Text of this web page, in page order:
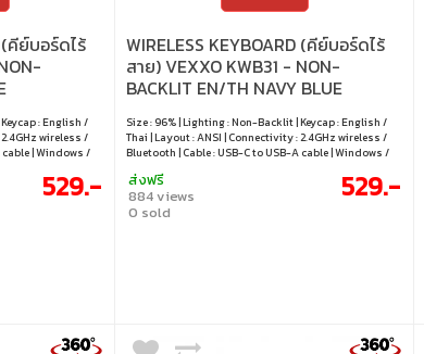
(คีย์บอร์ดไร้
: English /
wireless /
cable | Windows /
529.-
WIRELESS KEYBOARD (คีย์บอร์ดไร้
สาย) VEXXO KWB31 - NON-
BACKLIT EN/TH NAVY BLUE
Size : 96% | Lighting : Non-Backlit | Keycap : English /
Thai | Layout : ANSI | Connectivity : 2.4GHz wireless /
Bluetooth | Cable : USB-C to USB-A cable | Windows /
ส่งฟรี
884 views
0 sold
529.-